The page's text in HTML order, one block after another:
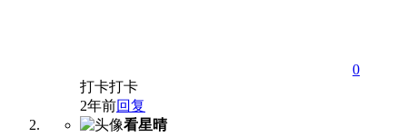
0
打卡打卡
2年前回复
看星晴